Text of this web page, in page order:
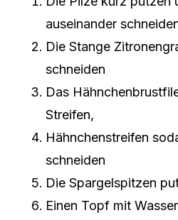
auseinander
Die Stange
schneiden
Das
Streifen,
Hähnchenstreifen
schneiden
Die Spargelspitzen
Einen Topf mit